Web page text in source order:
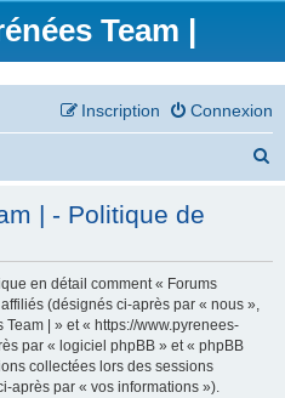
Team |
Connexion
Inscription
h
| - Politique de
en détail comment « Forums
(désignés ci-après par « nous »,
| » et « https://www.pyrenees-
par « logiciel phpBB » et « phpBB
collectées lors des sessions
après par « vos informations »).